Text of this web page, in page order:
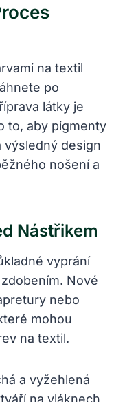
na textil
po
látky je
to, aby pigmenty
výsledný design
nošení a
Nástřikem
vyprání
Nové
nebo
mohou
na textil.
a vyžehlená
na vláknech